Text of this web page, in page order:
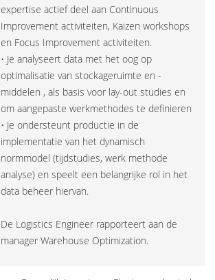
expertise actief deel aan Continuous
Improvement activiteiten, Kaizen workshops
en Focus Improvement activiteiten.
• Je analyseert data met het oog op
optimalisatie van stockageruimte en -
middelen , als basis voor lay-out studies en
om aangepaste werkmethodes te definieren
• Je ondersteunt productie in de
implementatie van het dynamisch
normmodel (tijdstudies, werk methode
analyse) en speelt een belangrijke rol in het
data beheer hiervan.
De Logistics Engineer rapporteert aan de
manager Warehouse Optimization.